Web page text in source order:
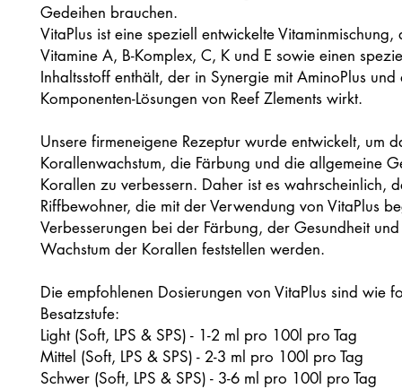
Gedeihen brauchen.
VitaPlus ist eine speziell entwickelte Vitaminmischung,
Vitamine A, B-Komplex, C, K und E sowie einen
Inhaltsstoff enthält, der in Synergie mit AminoPlus und
Komponenten-Lösungen von Reef Zlements wirkt.
Unsere firmeneigene Rezeptur wurde entwickelt, um
Korallenwachstum, die Färbung und die allgemeine
Korallen zu verbessern. Daher ist es wahrscheinlich,
Riffbewohner, die mit der Verwendung von VitaPlus
Verbesserungen bei der Färbung, der Gesundheit
Wachstum der Korallen feststellen werden.
Die empfohlenen Dosierungen von VitaPlus sind wie
Besatzstufe:
Light (Soft, LPS & SPS) - 1-2 ml pro 100l pro Tag
Mittel (Soft, LPS & SPS) - 2-3 ml pro 100l pro Tag
Schwer (Soft, LPS & SPS) - 3-6 ml pro 100l pro Tag